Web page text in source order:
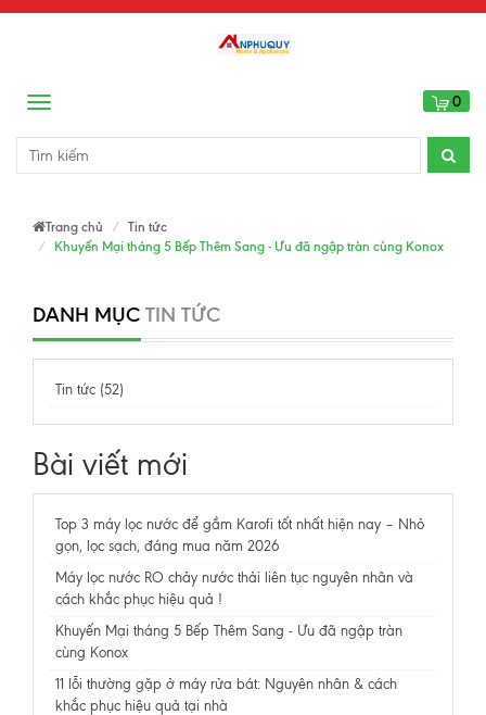
Menu 0
Trang chủ
Tin tức
Khuyến Mại tháng 5 Bếp Thêm Sang - Ưu đã ngập tràn cùng Konox
DANH MỤC TIN TỨC
Tin tức (52)
Bài viết mới
Top 3 máy lọc nước để gầm Karofi tốt nhất hiện nay – Nhỏ
gọn, lọc sạch, đáng mua năm 2026
Máy lọc nước RO chảy nước thải liên tục nguyên nhân và
cách khắc phục hiệu quả !
Khuyến Mại tháng 5 Bếp Thêm Sang - Ưu đã ngập tràn
cùng Konox
11 lỗi thường gặp ở máy rửa bát: Nguyên nhân & cách
khắc phục hiệu quả tại nhà